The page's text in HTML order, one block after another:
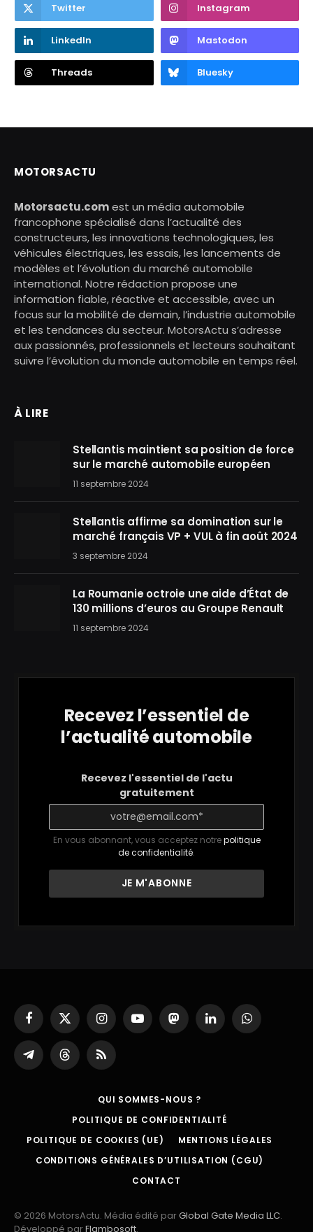
Twitter Instagram
LinkedIn Mastodon
Threads Bluesky
MOTORSACTU
Motorsactu.comest un média automobile
francophone spécialisé dans l’actualité des
constructeurs, les innovations technologiques, les
véhicules électriques, les essais, les lancements de
modèles et l’évolution du marché automobile
international. Notre rédaction propose une
information fiable, réactive et accessible, avec un
focus sur la mobilité de demain, l’industrie automobile
et les tendances du secteur. MotorsActu s’adresse
aux passionnés, professionnels et lecteurs souhaitant
suivre l’évolution du monde automobile en temps réel.
À LIRE
Stellantis maintient sa position de force
sur le marché automobile européen
11 septembre 2024
Stellantis affirme sa domination sur le
marché français VP + VUL à fin août 2024
3 septembre 2024
La Roumanie octroie une aide d’État de
130 millions d’euros au Groupe Renault
11 septembre 2024
Recevez l’essentiel de
l’actualité automobile
Recevez l'essentiel de l'actu
gratuitement
En vous abonnant, vous acceptez notrepolitique
de confidentialité.
Facebook
X
(Twitter)
InstagramYouTubeMastodonLinkedInWhatsApp
Partager
sur
ThreadsRSS
QUI SOMMES-NOUS ?
POLITIQUE DE CONFIDENTIALITÉ
POLITIQUE DE COOKIES (UE)
MENTIONS LÉGALES
CONDITIONS GÉNÉRALES D’UTILISATION (CGU)
CONTACT
© 2026 MotorsActu. Média édité parGlobal Gate Media LLC.
Développé parFlambosoft.